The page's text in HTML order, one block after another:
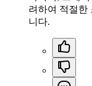
려하여 적절한
니다.